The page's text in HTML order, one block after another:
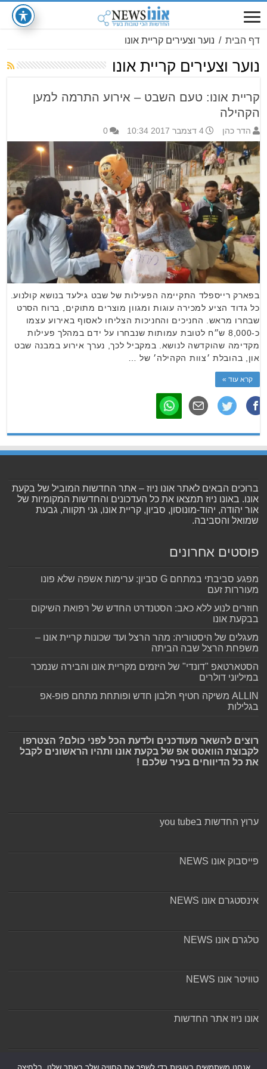
דף הבית / נוער וצעירים קריית אונו
נוער וצעירים קריית אונו
קריית אונו: טעם השבט – אירוע התרמה למען
הקהילה
הדר כהן 4 דצמבר 2017 10:34 0
בפארק רייספלד התקיימה הפעילות של שבט גילעד בנושא קולנוע.
כל גדוד הציע למכירה עוגות ומגוון מוצרים מתוקים, ברוח הסרט
שבחרו מראש. החניכים והחניכות הצליחו לאסוף באירוע עצמו
כ-8,000 ש״ח לטובת עמותות שנבחרו על ידם במהלך פעילות
מקדימה שהוקדשה לנושא. במקביל לכך, נערך אירוע במבנה שבט
און, בהובלת ׳צוות הקהילה׳ של …
קרא עוד »
ברוכים הבאים לאתר אונו ניוז – אתר החדשות המוביל של בקעת
אונו. באונו ניוז תמצאו את כל העדכונים והחדשות המקומיות של
אור יהודה, יהוד-מונוסון, סביון, קריית אונו, גני תקווה, גבעת
שמואל והסביבה.
פוסטים אחרונים
מפגע סביבתי במתחם G סביון: ערימות אשפה שלא פונו
מעוררות זעם
חוזרים לנוע ללא כאב: הסטנדרט החדש של רפואת השיקום
בבקעת אונו
מעגלים של היסטוריה: מהר הרצל ועד שכונות קריית אונו –
משפחת הרצל שבה הביתה
הסטארטאפ "דונדי" של היזמים מקריית אונו והבירה שנמכר
במיליוני דולרים
ALLIN משיקה חטיף חלבון חדש ופותחת מתחם פופ-אפ
בגלילות
רוצים להשאר מעודכנים ולדעת הכל לפני כולם? הצטרפו
לקבוצת הוואטס אפ של בקעת אונו ותהיו הראשונים לקבל
את כל הדיווחים בעיר שלכם !
ערוץ החדשות בyou tube
פייסבוק אונו NEWS
אינסטגרם אונו NEWS
טלגרם אונו NEWS
טוויטר אונו NEWS
אונו ניוז אתר החדשות